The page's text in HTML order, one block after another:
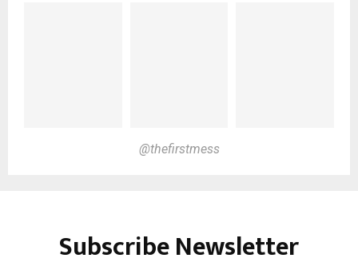
@thefirstmess
Subscribe Newsletter